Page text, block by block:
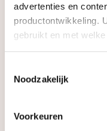
advertenties en
productontwikkeling.
gebruikt en met welke
Informatie
Uw apparaat
op specifieke
Noodzakelijk
Voorkeuren
4 juli 2025